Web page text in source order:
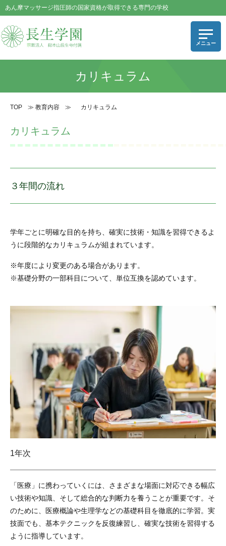
あん摩マッサージ指圧師の国家資格が取得できる専門の学校
カリキュラム
TOP ≫ 教育内容 ≫ カリキュラム
カリキュラム
３年間の流れ
学年ごとに明確な目的を持ち、確実に技術・知識を習得できるよ
うに段階的なカリキュラムが組まれています。
※年度により変更のある場合があります。
※基礎分野の一部科目について、単位互換を認めています。
1年次
「医療」に携わっていくには、さまざまな場面に対応できる幅広
い技術や知識、そして総合的な判断力を養うことが重要です。そ
のために、医療概論や生理学などの基礎科目を徹底的に学習。実
技面でも、基本テクニックを反復練習し、確実な技術を習得する
ように指導しています。